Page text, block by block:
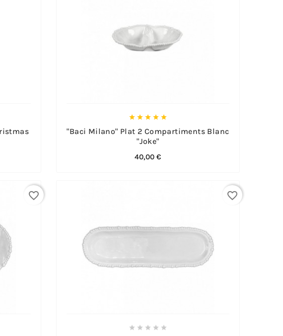
    
"Baci Milano" Plat 2 Compartiments Blanc
"Joke"
40,00 €
favorite_border
    
favorite_border